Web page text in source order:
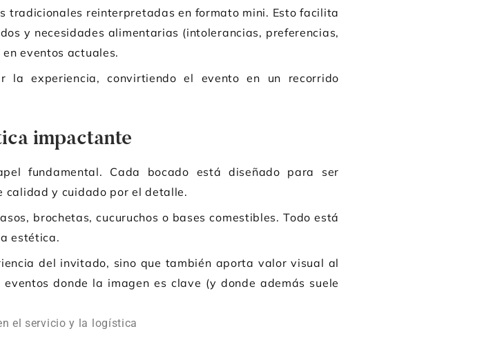
tradicionales reinterpretadas en formato mini. Esto facilita
y necesidades alimentarias (intolerancias, preferencias,
eventos actuales.
la experiencia, convirtiendo el evento en un recorrido
impactante
fundamental. Cada bocado está diseñado para ser
calidad y cuidado por el detalle.
brochetas, cucuruchos o bases comestibles. Todo está
estética.
del invitado, sino que también aporta valor visual al
donde la imagen es clave (y donde además suele